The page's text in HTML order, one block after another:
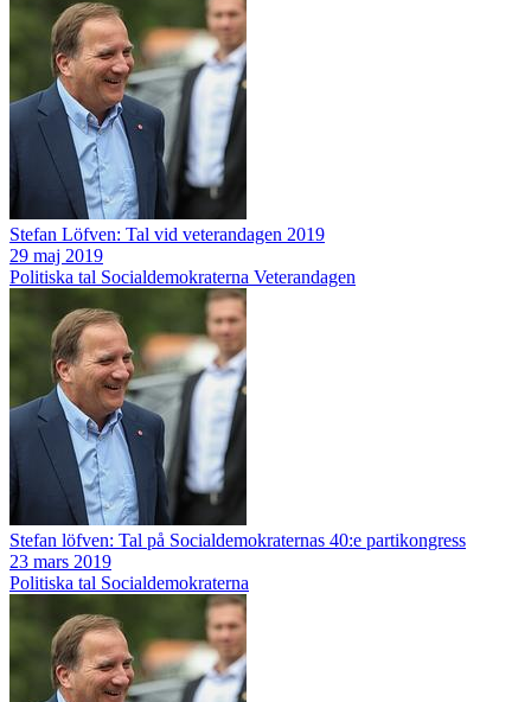
Stefan Löfven: Tal vid veterandagen 2019
29 maj 2019
Politiska tal Socialdemokraterna Veterandagen
Stefan löfven: Tal på Socialdemokraternas 40:e partikongress
23 mars 2019
Politiska tal Socialdemokraterna